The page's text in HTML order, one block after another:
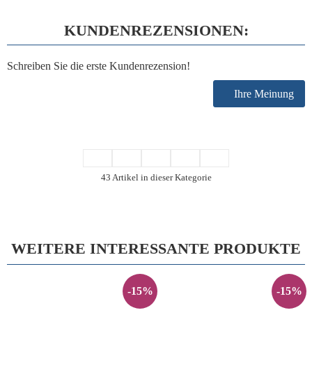
KUNDENREZENSIONEN:
Schreiben Sie die erste Kundenrezension!
Ihre Meinung
43 Artikel in dieser Kategorie
WEITERE INTERESSANTE PRODUKTE
-15% -15%